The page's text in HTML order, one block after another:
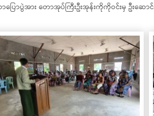
ပြောပွဲအား တောအုပ်ကြီးဦးအုန်းကိုကိုဝင်းမှ ဦးဆော